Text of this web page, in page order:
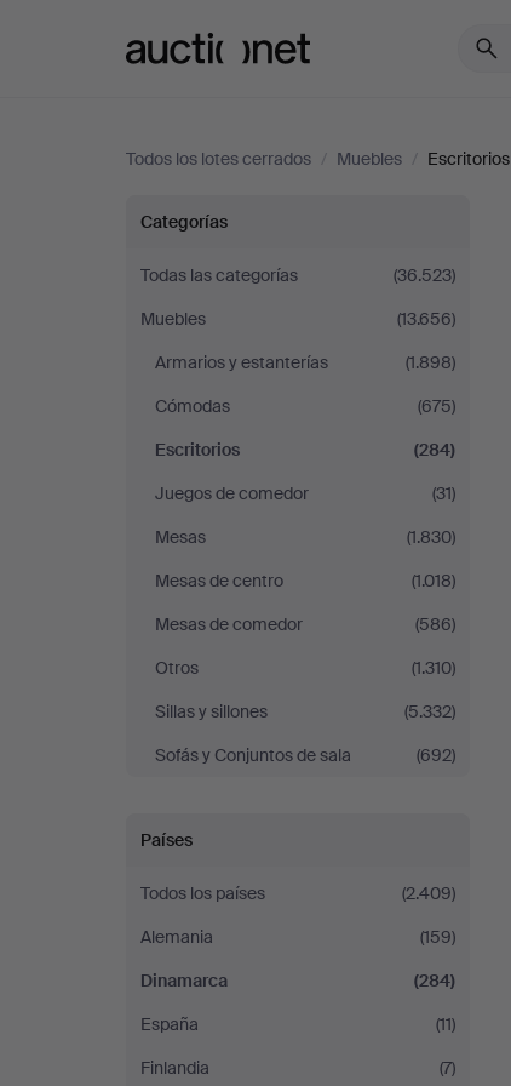
Todos los lotes cerrados / Muebles / Escritorios
Escritorios
en
Dinamarca
Categorías
Todas las categorías
(36.523)
Muebles
(13.656)
Armarios y estanterías
(1.898)
Cómodas
(675)
Escritorios
(284)
Juegos de comedor
(31)
Mesas
(1.830)
Mesas de centro
(1.018)
Mesas de comedor
(586)
Otros
(1.310)
Sillas y sillones
(5.332)
Sofás y Conjuntos de sala
(692)
Países
Todos los países
(2.409)
Alemania
(159)
Dinamarca
(284)
España
(11)
Finlandia
(7)